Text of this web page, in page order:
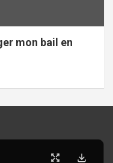
mon bail en